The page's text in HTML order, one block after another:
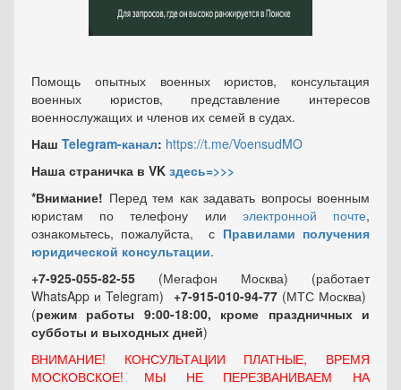
Помощь опытных военных юристов, консультация
военных юристов, представление интересов
военнослужащих и членов их семей в судах.
Наш Telegram-канал: https://t.me/VoensudMO
Наша страничка в VK здесь=>>>
*Внимание! Перед тем как задавать вопросы военным
юристам по телефону или электронной почте,
ознакомьтесь, пожалуйста, с Правилами получения
юридической консультации.
+7-925-055-82-55 (Мегафон Москва) (работает
WhatsApp и Telegram) +7-915-010-94-77 (МТС Москва)
(режим работы 9:00-18:00, кроме праздничных и
субботы и выходных дней)
ВНИМАНИЕ! КОНСУЛЬТАЦИИ ПЛАТНЫЕ, ВРЕМЯ
МОСКОВСКОЕ! МЫ НЕ ПЕРЕЗВАНИВАЕМ НА